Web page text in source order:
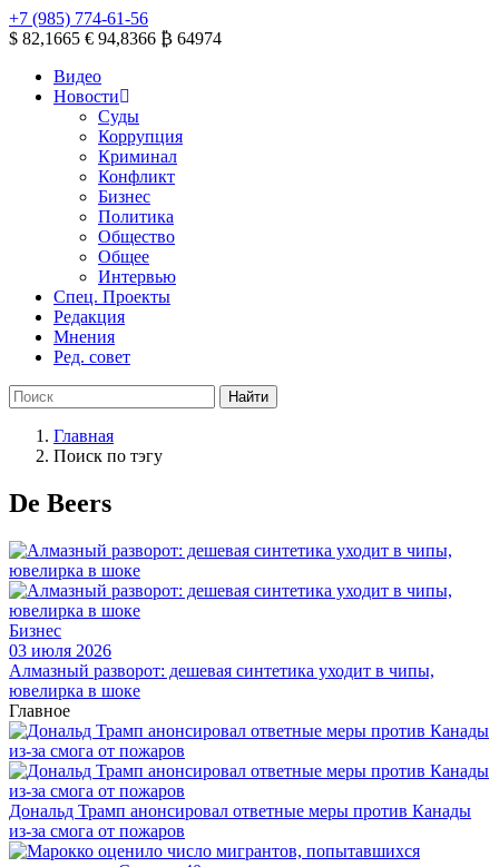
+7 (985) 774-61-56
$ 82,1665 € 94,8366 ₿ 64974
Видео
Новости
Суды
Коррупция
Криминал
Конфликт
Бизнес
Политика
Общество
Общее
Интервью
Спец. Проекты
Редакция
Мнения
Ред. совет
Главная
Поиск по тэгу
De Beers
Бизнес
03 июля 2026
Алмазный разворот: дешевая синтетика уходит в чипы,
ювелирка в шоке
Главное
Дональд Трамп анонсировал ответные меры против Канады
из-за смога от пожаров